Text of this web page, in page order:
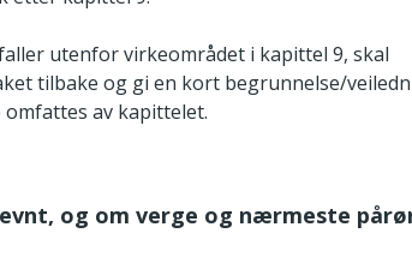
utenfor virkeområdet i kapittel 9, skal
tilbake og gi en kort begrunnelse/
av kapittelet.
og om verge og nærmeste